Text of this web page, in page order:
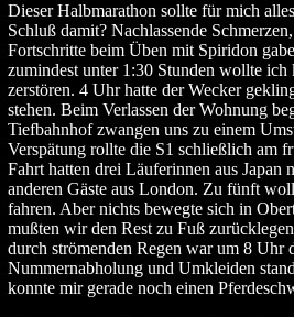
Dieser Halbmarathon sollte für mich
Schluß damit? Nachlassende
Fortschritte beim Üben mit Spiridon
zumindest unter 1:30 Stunden wollte
zerstören. 4 Uhr hatte der Wecker
stehen. Beim Verlassen der Wohnung
Tiefbahnhof zwangen uns zu einem
Verspätung rollte die S1 schließlich am
Fahrt hatten drei Läuferinnen aus Japan
anderen Gäste aus London. Zu fünft
fahren. Aber nichts bewegte sich in
mußten wir den Rest zu Fuß
durch strömenden Regen war um 8 Uhr
Nummernabholung und Umkleiden
konnte mir gerade noch einen